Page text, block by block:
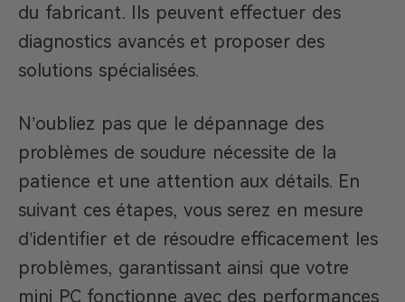
du fabricant. Ils peuvent effectuer des
diagnostics avancés et proposer des
solutions spécialisées.
N’oubliez pas que le dépannage des
problèmes de soudure nécessite de la
patience et une attention aux détails. En
suivant ces étapes, vous serez en mesure
d’identifier et de résoudre efficacement les
problèmes, garantissant ainsi que votre
mini PC fonctionne avec des performances